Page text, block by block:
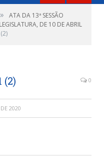
»
ATA DA 13ª SESSÃO
DE 10 DE ABRIL
(2) 0
2020